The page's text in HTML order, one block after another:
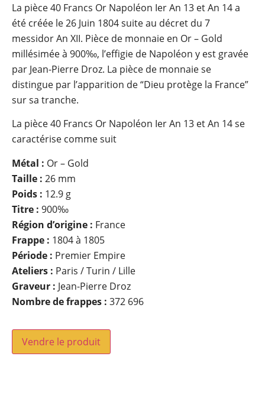
La pièce 40 Francs Or Napoléon Ier An 13 et An 14 a
été créée le 26 Juin 1804 suite au décret du 7
messidor An XII. Pièce de monnaie en Or – Gold
millésimée à 900‰, l’effigie de Napoléon y est gravée
par Jean-Pierre Droz. La pièce de monnaie se
distingue par l’apparition de “Dieu protège la France”
sur sa tranche.
La pièce 40 Francs Or Napoléon Ier An 13 et An 14 se
caractérise comme suit
Métal : Or – Gold
Taille : 26 mm
Poids : 12.9 g
Titre : 900‰
Région d’origine : France
Frappe : 1804 à 1805
Période : Premier Empire
Ateliers : Paris / Turin / Lille
Graveur : Jean-Pierre Droz
Nombre de frappes : 372 696
Vendre le produit